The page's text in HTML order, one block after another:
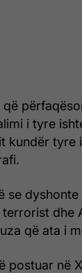
i tyre
kundër tyre
se
dhe
që ata i
postuar në